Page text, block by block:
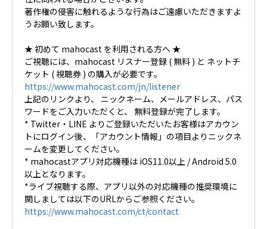
著作権の侵害に触れるような行為はご遠慮いただきますよ
うお願い致します。
★ 初めて mahocast を利用される方へ ★
ご視聴には、mahocast リスナー登録 ( 無料 ) と ネットチ
ケット ( 視聴券 ) の購入が必要です。
https://www.mahocast.com/jn/listener
上記のリンクより、 ニックネーム、メールアドレス、パス
ワードをご入力いただくと、 無料登録が完了します。
* Twitter・LINE よりご登録いただいたお客様はアカウン
トにログイン後、「アカウント情報」の項目よりニックネ
ームを変更してください。
* mahocastアプリ対応機種は iOS11.0以上 / Android 5.0
以上となります。
*ライブ視聴する際、アプリ以外の対応機種の推奨環境に
関しましては以下のURLからご参照ください。
https://www.mahocast.com/ct/contact